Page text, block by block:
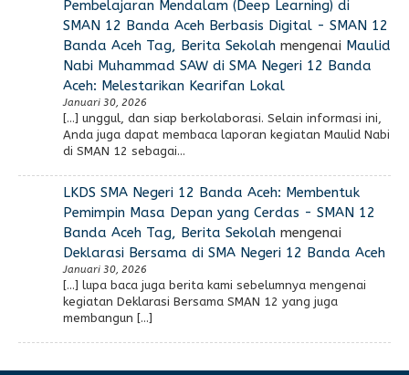
Pembelajaran Mendalam (Deep Learning) di
SMAN 12 Banda Aceh Berbasis Digital - SMAN 12
Banda Aceh Tag, Berita Sekolahmengenai Maulid
Nabi Muhammad SAW di SMA Negeri 12 Banda
Aceh: Melestarikan Kearifan Lokal
Januari 30, 2026
[…] unggul, dan siap berkolaborasi. Selain informasi ini,
Anda juga dapat membaca laporan kegiatan Maulid Nabi
di SMAN 12 sebagai…
LKDS SMA Negeri 12 Banda Aceh: Membentuk
Pemimpin Masa Depan yang Cerdas - SMAN 12
Banda Aceh Tag, Berita Sekolahmengenai
Deklarasi Bersama di SMA Negeri 12 Banda Aceh
Januari 30, 2026
[…] lupa baca juga berita kami sebelumnya mengenai
kegiatan Deklarasi Bersama SMAN 12 yang juga
membangun […]